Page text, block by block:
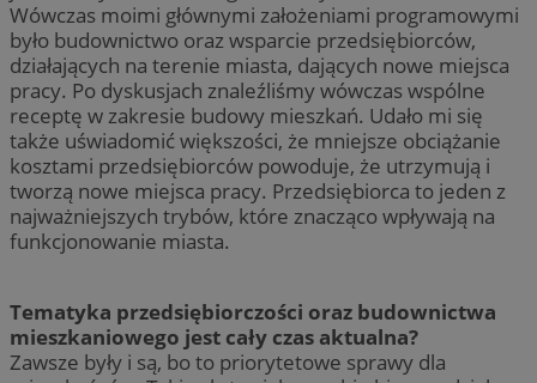
Wówczas moimi głównymi założeniami programowymi
było budownictwo oraz wsparcie przedsiębiorców,
działających na terenie miasta, dających nowe miejsca
pracy. Po dyskusjach znaleźliśmy wówczas wspólne
receptę w zakresie budowy mieszkań. Udało mi się
także uświadomić większości, że mniejsze obciążanie
kosztami przedsiębiorców powoduje, że utrzymują i
tworzą nowe miejsca pracy. Przedsiębiorca to jeden z
najważniejszych trybów, które znacząco wpływają na
funkcjonowanie miasta.
Tematyka przedsiębiorczości oraz budownictwa
mieszkaniowego jest cały czas aktualna?
Zawsze były i są, bo to priorytetowe sprawy dla